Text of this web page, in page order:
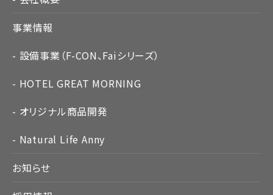
事業情報
設備事業（F-CON、Faiシリーズ）
HOTEL GREAT MORNING
オリジナル商品開発
Natural Life Anny
お知らせ